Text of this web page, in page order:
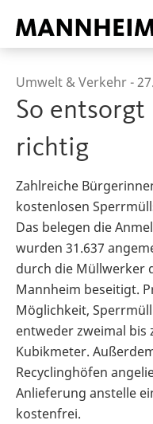
Umwelt & Verkehr -
So entsorgt
richtig
Zahlreiche
kostenlosen
Das belegen die
wurden 31.637
durch die Müllwerker
Mannheim beseitigt.
Möglichkeit,
entweder zweimal bis
Kubikmeter.
Recyclinghöfen
Anlieferung anstelle
kostenfrei.